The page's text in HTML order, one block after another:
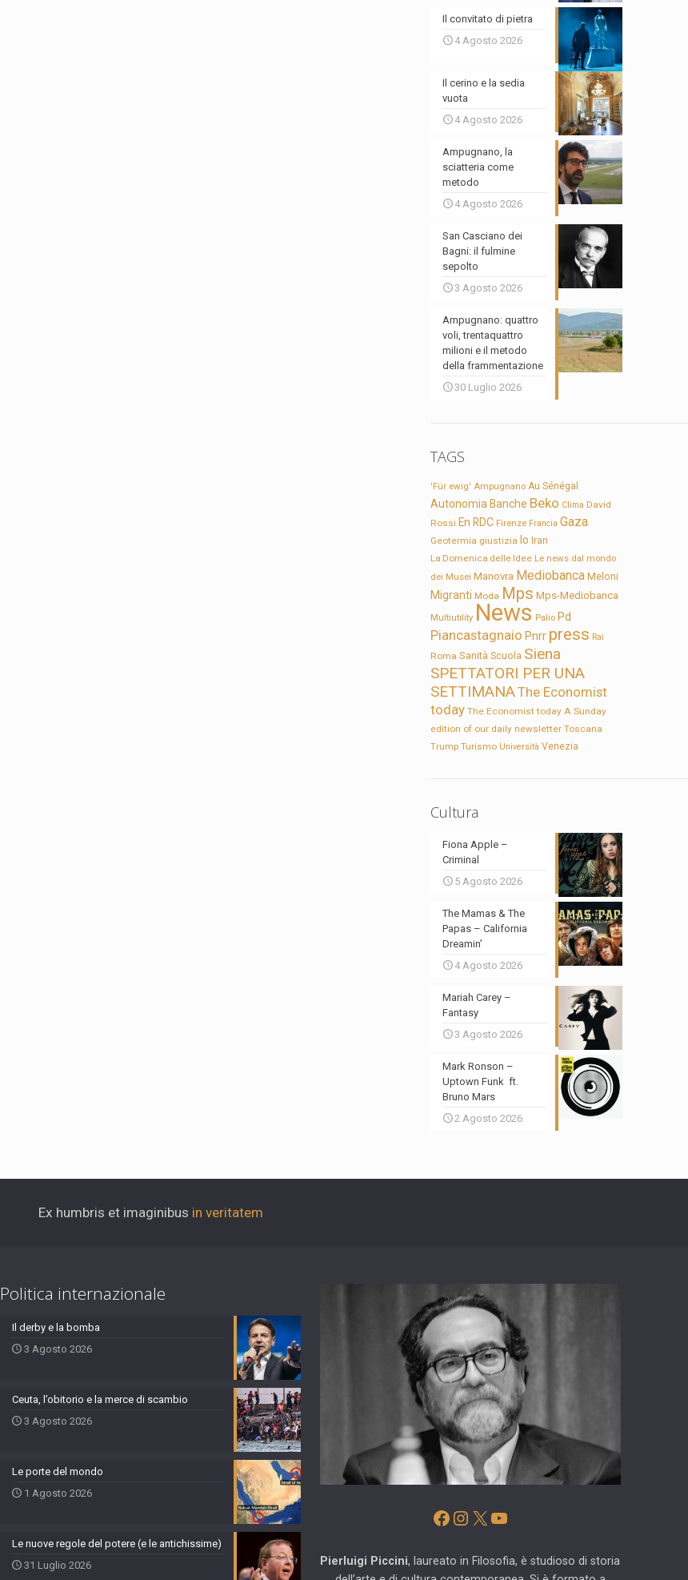
Il convitato di pietra
4 Agosto 2026
Il cerino e la sedia
vuota
4 Agosto 2026
Ampugnano, la
sciatteria come
metodo
4 Agosto 2026
San Casciano dei
Bagni: il fulmine
sepolto
3 Agosto 2026
Ampugnano: quattro
voli, trentaquattro
milioni e il metodo
della frammentazione
30 Luglio 2026
TAGS
'Für ewig' Ampugnano Au Sénégal
Autonomia Banche Beko Clima David
Rossi En RDC Firenze Francia Gaza
Geotermia giustizia Io Iran
La Domenica delle Idee Le news dal mondo
dei Musei Manovra Mediobanca Meloni
Migranti Moda Mps Mps-Mediobanca
Multiutility News Palio Pd
Piancastagnaio Pnrr press Rai
Roma Sanità Scuola Siena
SPETTATORI PER UNA
SETTIMANAThe Economist
today The Economist today A Sunday
edition of our daily newsletter Toscana
Trump Turismo Università Venezia
Cultura
Fiona Apple –
Criminal
5 Agosto 2026
The Mamas & The
Papas – California
Dreamin’
4 Agosto 2026
Mariah Carey –
Fantasy
3 Agosto 2026
Mark Ronson –
Uptown Funk ft.
Bruno Mars
2 Agosto 2026
Ex humbris et imaginibus in veritatem
Politica internazionale
Il derby e la bomba
3 Agosto 2026
Ceuta, l’obitorio e la merce di scambio
3 Agosto 2026
Le porte del mondo
1 Agosto 2026
Le nuove regole del potere (e le antichissime)
31 Luglio 2026
Facebook
Instagram
X YouTube
Pierluigi Piccini, laureato in Filosofia, è studioso di storia